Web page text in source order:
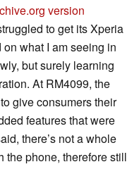
version
to get its Xperia
what I am seeing in
but surely learning
At RM4099, the
give consumers their
features that were
there’s not a whole
the phone, therefore still